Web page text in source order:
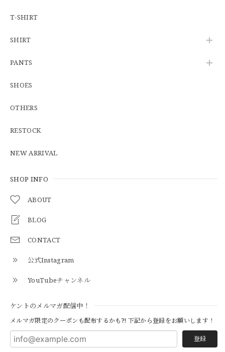
T-SHIRT
SHIRT
PANTS
SHOES
OTHERS
RESTOCK
NEW ARRIVAL
SHOP INFO
ABOUT
BLOG
CONTACT
公式Instagram
YouTubeチャンネル
ケントのメルマガ配信中！
メルマガ限定のクーポンも配布するかも?! 下記から登録をお願いします！
登録
【Cooperstown Ball Cap】Made in USA Baseball Cap "1938 HOLLYWOOD STARS" 新品 クーパーズタウンボールキャップ ハリウッドスターズ 6パネル
とても早く対応頂きありがとうございました。
2026/04/21
NAVY
2026/04/21